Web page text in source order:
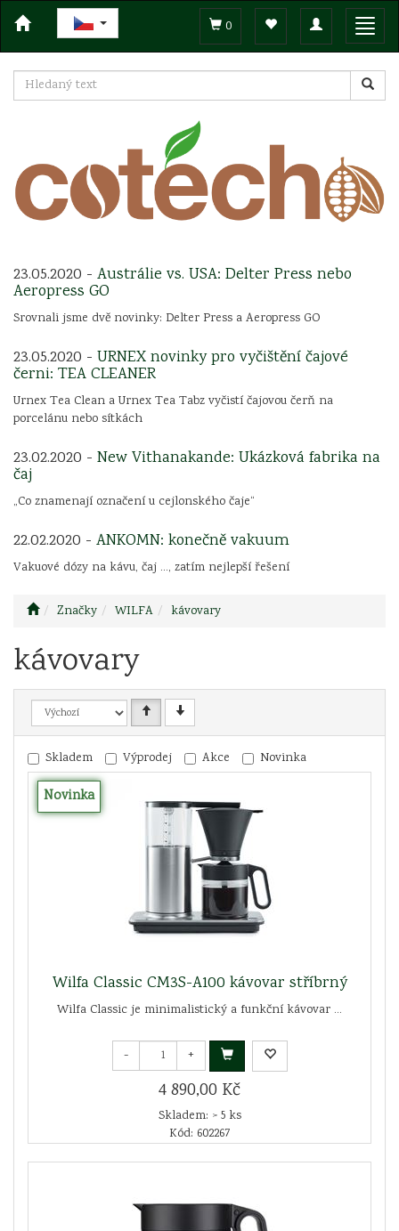
Toggle
navigation
0
23.05.2020 - Austrálie vs. USA: Delter Press nebo
Aeropress GO
Srovnali jsme dvě novinky: Delter Press a Aeropress GO
23.05.2020 - URNEX novinky pro vyčištění čajové
černi: TEA CLEANER
Urnex Tea Clean a Urnex Tea Tabz vyčistí čajovou čerň na
porcelánu nebo sítkách
23.02.2020 - New Vithanakande: Ukázková fabrika na
čaj
„Co znamenají označení u cejlonského čaje“
22.02.2020 - ANKOMN: konečně vakuum
Vakuové dózy na kávu, čaj ..., zatím nejlepší řešení
Značky WILFA kávovary
kávovary
Skladem Výprodej Akce Novinka
Novinka
Wilfa Classic CM3S-A100 kávovar stříbrný
Wilfa Classic je minimalistický a funkční kávovar ...
- +
4 890,00 Kč
Skladem: > 5 ks
Kód: 602267